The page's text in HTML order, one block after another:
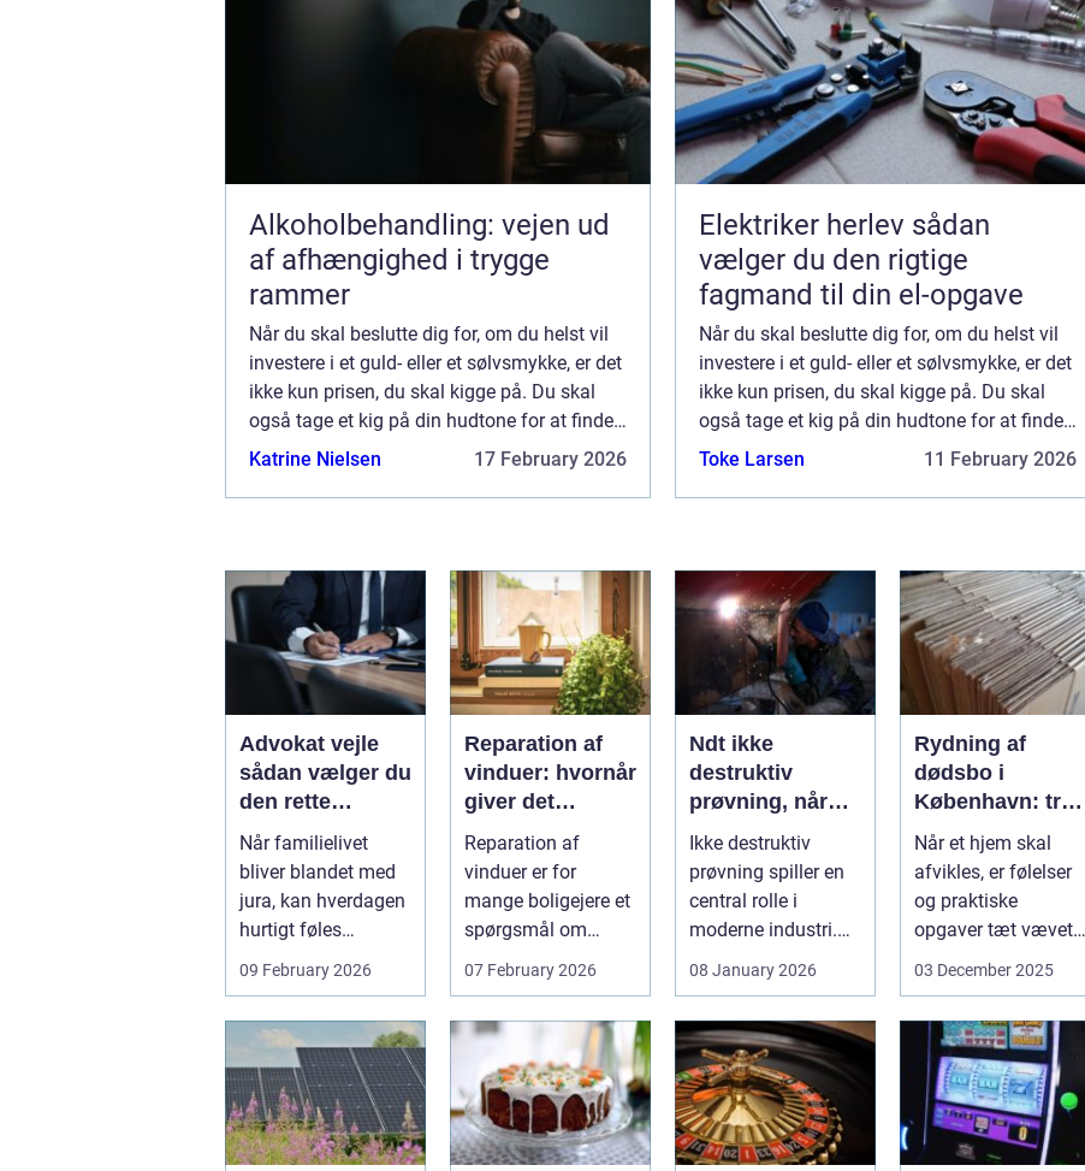
Alkoholbehandling: vejen ud
af afhængighed i trygge
rammer
Når du skal beslutte dig for, om du helst vil
investere i et guld- eller et sølvsmykke, er det
ikke kun prisen, du skal kigge på. Du skal
også tage et kig på din hudtone for at finde
ud af, hvad der klæder dig bed...
Katrine Nielsen 17 February 2026
Elektriker herlev sådan
vælger du den rigtige
fagmand til din el-opgave
Når du skal beslutte dig for, om du helst vil
investere i et guld- eller et sølvsmykke, er det
ikke kun prisen, du skal kigge på. Du skal
også tage et kig på din hudtone for at finde
ud af, hvad der klæder dig bed...
Toke Larsen 11 February 2026
Advokat vejle
sådan vælger du
den rette
familieretsadvok
at
Når familielivet
bliver blandet med
jura, kan hverdagen
hurtigt føles
uoverskuelig.
09 February 2026
Reparation af
vinduer: hvornår
giver det
mening, og hvad
skal du vælge?
Reparation af
vinduer er for
mange boligejere et
spørgsmål om
balance. På den
07 February 2026
Ndt ikke
destruktiv
prøvning, når
kvalitet og
sikkerhed er
afgørende
Ikke destruktiv
prøvning spiller en
central rolle i
moderne industri.
Når svejsninger,
08 January 2026
Rydning af
dødsbo i
København: tryg
proces og
respekt for boet
Når et hjem skal
afvikles, er følelser
og praktiske
opgaver tæt vævet
samme...
03 December 2025